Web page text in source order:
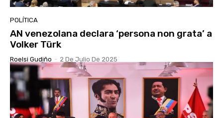
POLÍTICA
AN venezolana declara ‘persona non grata’ a
Volker Türk
Roelsi Gudiño - 2 De Julio De 2025